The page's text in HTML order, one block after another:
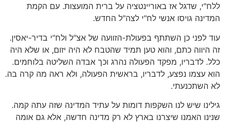
ללח"י, שדגל אז באוריינטציה על ברית המועצות. עם הקמת
המדינה גויסו אנשי לח"י לצה"ל החדש.
עוד לפני כן השתתף בפעולת-הזוועה של אצ"ל ולח"י בדיר-יאסין.
זה היווה כתם, והוא טען תמיד שהטבח לא היה יזום, או שלא היה
כלל. לדבריו, מפקד הפעולה נהרג וכך אבדה השליטה בלוחמים.
הוא עצמו נפצע, לדבריו, בראשית הפעולה, ולא ראה מה קרה בה.
לא השתכנעתי.
גילינו שיש לנו השקפות דומות על עתיד המדינה שזה עתה קמה.
שנינו האמנו שיצרנו בארץ לא רק מדינה חדשה, אלא גם אומה